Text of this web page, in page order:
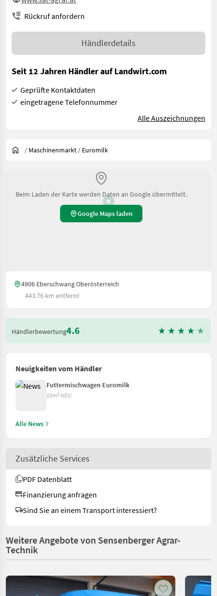
Rückruf anfordern
Händlerdetails
Seit 12 Jahren Händler auf Landwirt.com
Geprüfte Kontaktdaten
eingetragene Telefonnummer
Alle Auszeichnungen
/ Maschinenmarkt / Euromilk
Beim Laden der Karte werden Daten an Google übermittelt.
Google Maps laden
4906 Eberschwang Oberösterreich
443.76 km entfernt
Händlerbewertung4.6
Neuigkeiten vom Händler
Futtermischwagen Euromilk
10m³-NEU
Alle News
Zusätzliche Services
PDF Datenblatt
Finanzierung anfragen
Sind Sie an einem Transport interessiert?
Weitere Angebote von Sensenberger Agrar-
Technik